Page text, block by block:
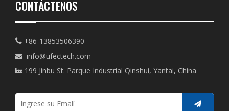
CONTÁCTENOS
 +86-13853506390
 info@ufectech.com
 199 Jinbu St. Parque Industrial Qinshui, Yantai, China